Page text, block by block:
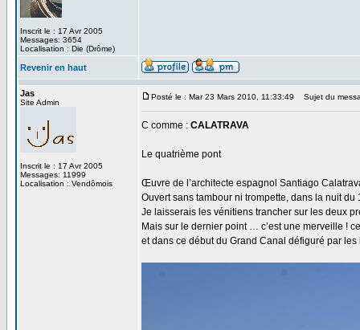
Inscrit le : 17 Avr 2005
Messages: 3654
Localisation : Die (Drôme)
Revenir en haut
Jas
Site Admin
Inscrit le : 17 Avr 2005
Messages: 11999
Localisation : Vendômois
Posté le : Mar 23 Mars 2010, 11:33:49 Sujet du
C comme : CALATRAVA
Le quatrième pont
Œuvre de l’architecte espagnol Santiago
Ouvert sans tambour ni trompette, dans la nuit
Je laisserais les vénitiens trancher sur les deux
Mais sur le dernier point … c’est une merveille !
et dans ce début du Grand Canal défiguré par